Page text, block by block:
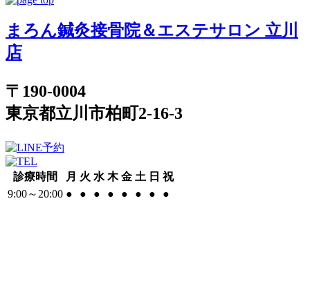
まろん鍼灸接骨院＆エステサロン 立川
店
〒190-0004
東京都立川市柏町2-16-3
診療時間 月 火 水 木 金 土 日 祝
9:00～20:00 ● ● ● ● ● ● ● ●